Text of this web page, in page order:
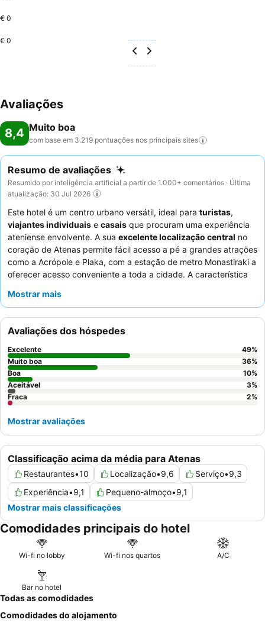
€ 0
€ 0
Avaliações
8,4 Muito boa
com base em 3.219 pontuações nos principais sites
Resumo de avaliações
Resumido por inteligência artificial a partir de 1.000+ comentários · Última
atualização: 30 Jul 2026
Este hotel é um centro urbano versátil, ideal para turistas,
viajantes individuais e casais que procuram uma experiência
ateniense envolvente. A sua excelente localização central no
coração de Atenas permite fácil acesso a pé a grandes atrações
como a Acrópole e Plaka, com a estação de metro Monastiraki a
oferecer acesso conveniente a toda a cidade. A característica
elogiada pelas suas vistas deslumbrantes da Acrópole. Os
prestabilidade excecionais dos funcionários, e o
pequeno-almoço recebe grandes elogios pela sua variedade e
frescura. Para a melhor experiência, considere um quarto com
vista para a Acrópole
para se imergir totalmente na paisagem
icónica da cidade.
Mostrar mais
Classificação acima da média para Atenas
Restaurantes•10 Localização•9,6 Serviço•9,3
Experiência•9,1 Pequeno-almoço•9,1
Mostrar mais classificações
Avaliações dos hóspedes
Excelente 49%
Muito boa
36%
Boa
10%
Aceitável
3%
Fraca
2%
Mostrar avaliações
Comodidades principais do hotel
Wi-fi no lobby Wi-fi nos quartos A/C
Bar no hotel
Todas as comodidades
Comodidades do alojamento